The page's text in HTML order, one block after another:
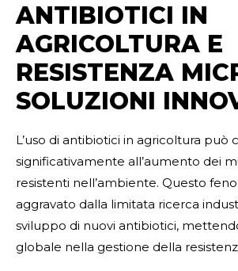
ANTIBIOTICI IN
AGRICOLTURA E
RESISTENZA
SOLUZIONI
L’uso di antibiotici in agricoltura può
significativamente all’aumento dei
resistenti nell’ambiente. Questo
aggravato dalla limitata ricerca
sviluppo di nuovi antibiotici,
globale nella gestione della